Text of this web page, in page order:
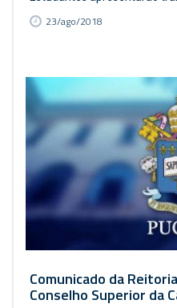
23/ago/2018
Comunicado da
Conselho Superior da